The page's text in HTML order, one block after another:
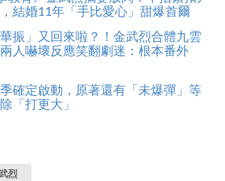
結婚11年「手比愛心」甜爆首爾
振」又回來啦？！金武烈合體九雲
人嚇壞反應笑翻劇迷：根本番外
確定啟動，原著還有「未爆彈」等
「打更大」
烈